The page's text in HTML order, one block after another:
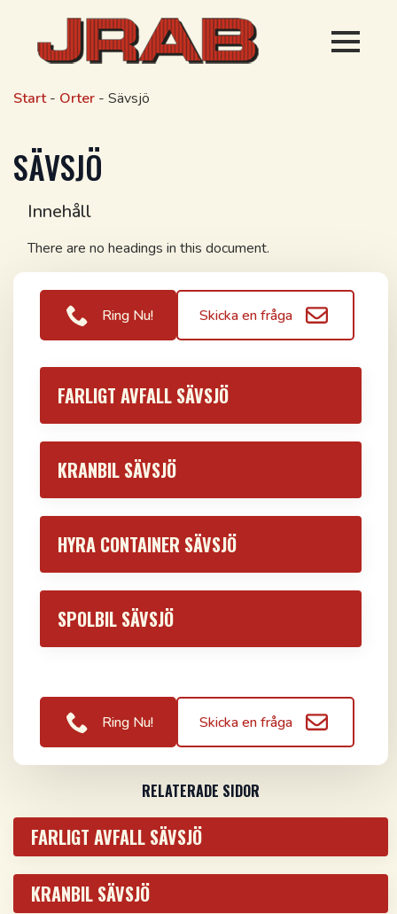
Start- Orter - Sävsjö
SÄVSJÖ
Innehåll
There are no headings in this document.
Ring Nu! Skicka en fråga
FARLIGT AVFALL SÄVSJÖ
KRANBIL SÄVSJÖ
HYRA CONTAINER SÄVSJÖ
SPOLBIL SÄVSJÖ
Ring Nu! Skicka en fråga
RELATERADE SIDOR
FARLIGT AVFALL SÄVSJÖ
KRANBIL SÄVSJÖ